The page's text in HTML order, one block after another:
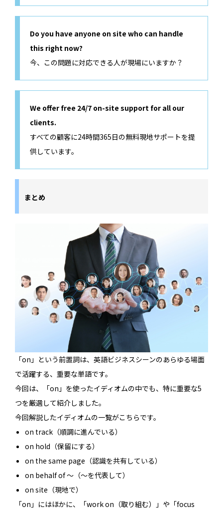
Do you have anyone on site who can handle
this right now?
今、この問題に対応できる人が現場にいますか？
We offer free 24/7 on-site support for all our
clients.
すべての顧客に24時間365日の無料現地サポートを提
供しています。
まとめ
「on」という前置詞は、英語ビジネスシーンのあらゆる場面
で活躍する、重要な単語です。
今回は、「on」を使ったイディオムの中でも、特に重要な5
つを厳選して紹介しました。
今回解説したイディオムの一覧がこちらです。
on track（順調に進んでいる）
on hold（保留にする）
on the same page（認識を共有している）
on behalf of 〜（〜を代表して）
on site（現地で）
「on」にはほかに、「work on（取り組む）」や「focus